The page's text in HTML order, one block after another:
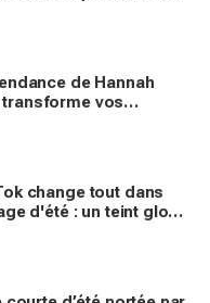
de Hannah
vos
change tout dans
d'été : un teint glowy